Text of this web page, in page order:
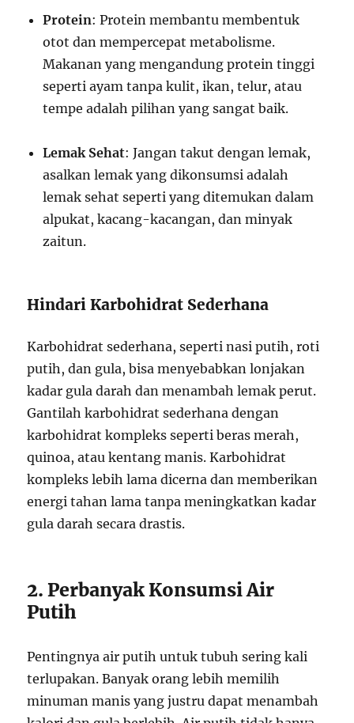
Protein: Protein membantu membentuk
otot dan mempercepat metabolisme.
Makanan yang mengandung protein tinggi
seperti ayam tanpa kulit, ikan, telur, atau
tempe adalah pilihan yang sangat baik.
Lemak Sehat: Jangan takut dengan lemak,
asalkan lemak yang dikonsumsi adalah
lemak sehat seperti yang ditemukan dalam
alpukat, kacang-kacangan, dan minyak
zaitun.
Hindari Karbohidrat Sederhana
Karbohidrat sederhana, seperti nasi putih, roti
putih, dan gula, bisa menyebabkan lonjakan
kadar gula darah dan menambah lemak perut.
Gantilah karbohidrat sederhana dengan
karbohidrat kompleks seperti beras merah,
quinoa, atau kentang manis. Karbohidrat
kompleks lebih lama dicerna dan memberikan
energi tahan lama tanpa meningkatkan kadar
gula darah secara drastis.
2. Perbanyak Konsumsi Air
Putih
Pentingnya air putih untuk tubuh sering kali
terlupakan. Banyak orang lebih memilih
minuman manis yang justru dapat menambah